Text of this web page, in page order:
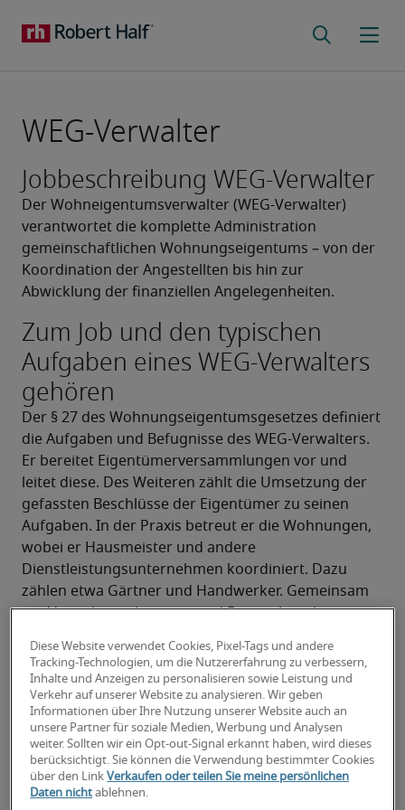
WEG-Verwalter
Jobbeschreibung WEG-Verwalter
Der Wohneigentumsverwalter (WEG-Verwalter)
verantwortet die komplette Administration
gemeinschaftlichen Wohnungseigentums – von der
Koordination der Angestellten bis hin zur
Abwicklung der finanziellen Angelegenheiten.
Zum Job und den typischen
Aufgaben eines WEG-Verwalters
gehören
Der § 27 des Wohnungseigentumsgesetzes definiert
die Aufgaben und Befugnisse des WEG-Verwalters.
Er bereitet Eigentümerversammlungen vor und
leitet diese. Des Weiteren zählt die Umsetzung der
gefassten Beschlüsse der Eigentümer zu seinen
Aufgaben. In der Praxis betreut er die Wohnungen,
wobei er Hausmeister und andere
Dienstleistungsunternehmen koordiniert. Dazu
zählen etwa Gärtner und Handwerker. Gemeinsam
mit Verwaltungsbeiräten und Firmen begeht er
bearbeitet er ebenfalls. Er pflegt Kontakte zu den
Eigentümern und Beiräten. Auf der technischen
Seite plant und begleitet er Instandsetzungs- und
Instandhaltungsmaßnahmen sowie
Modernisierungen.
Zu den gesetzlich geregelten Aufgaben gehören
zudem, Lasten-, Kosten- sowie Tilgungsbeträge und
Diese Website verwendet Cookies, Pixel-Tags und andere
Tracking-Technologien, um die Nutzererfahrung zu verbessern,
Inhalte und Anzeigen zu personalisieren sowie Leistung und
Verkehr auf unserer Website zu analysieren. Wir geben
Informationen über Ihre Nutzung unserer Website auch an
unsere Partner für soziale Medien, Werbung und Analysen
weiter. Sollten wir ein Opt-out-Signal erkannt haben, wird dieses
berücksichtigt. Sie können die Verwendung bestimmter Cookies
über den LinkVerkaufen oder teilen Sie meine persönlichen
Daten nicht ablehnen.